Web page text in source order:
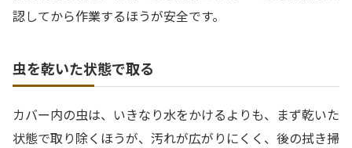
認してから作業するほうが安全です。
虫を乾いた状態で取る
カバー内の虫は、いきなり水をかけるよりも、まず乾いた
状態で取り除くほうが、汚れが広がりにくく、後の拭き掃